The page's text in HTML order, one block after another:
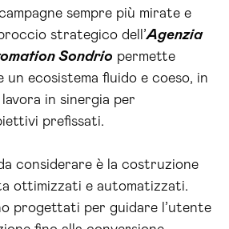
sempre più mirate e
strategico dell’Agenzia
Sondrio permette
ecosistema fluido e coeso, in
in sinergia per
prefissati.
considerare è la costruzione
ottimizzati e automatizzati.
progettati per guidare l’utente